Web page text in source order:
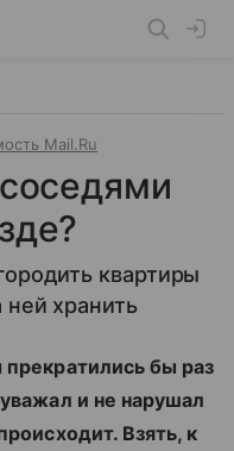
Mail.Ru
квартиры
хранить
бы раз
и не нарушал
Взять, к